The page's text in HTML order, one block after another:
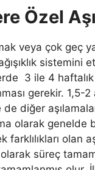
Özel
veya çok geç
sistemini
3 ile 4
gerekir. 1,5-2
diğer
olarak genelde
farklılıkları olan
süreç